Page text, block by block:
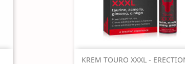
Szybki podgląd
KREM TOURO XXXL -